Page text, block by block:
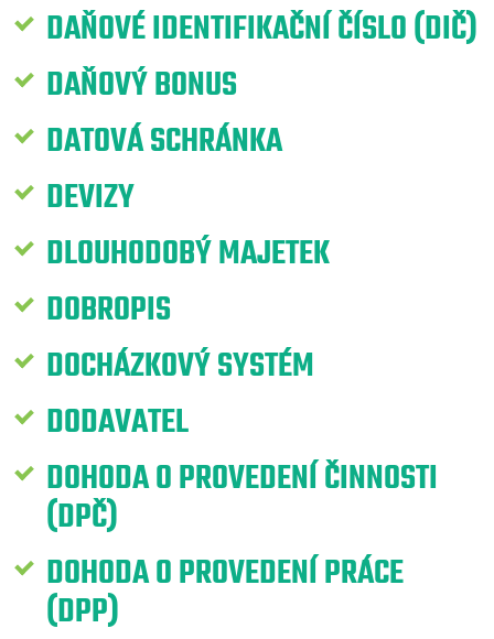
DAŇOVÉ IDENTIFIKAČNÍ ČÍSLO (DIČ)
DAŇOVÝ BONUS
DATOVÁ SCHRÁNKA
DEVIZY
DLOUHODOBÝ MAJETEK
DOBROPIS
DOCHÁZKOVÝ SYSTÉM
DODAVATEL
DOHODA O PROVEDENÍ ČINNOSTI
(DPČ)
DOHODA O PROVEDENÍ PRÁCE
(DPP)